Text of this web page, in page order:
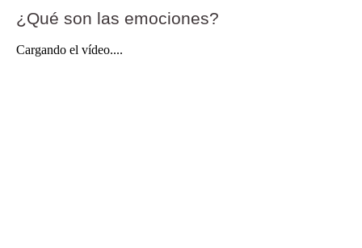
¿Qué son las emociones?